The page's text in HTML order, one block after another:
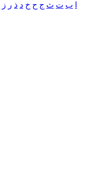
ب ت ث ج ح خ د ذ ر ز